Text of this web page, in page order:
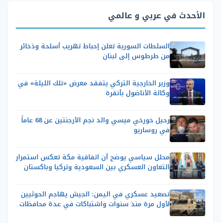
الأحدث في عربي و عالمي
السلطات السورية تعلن إحباط تهريب أسلحة وذخائر
من طرطوس إلى لبنان
وزير الخارجية التركي يتفقد معرض «تلك الليلة» في
وكالة الأناضول بأنقرة
رحيل خورخي ميسي والد نجم الأرجنتين عن 68 عاماً
في روساريو
محلل سياسي يوضح أن اتفاقية مكة تعكس استمرار
التعاون العسكري بين السعودية وتركيا وباكستان
تصعيد عسكري في اليمن: الجيش يهاجم الحوثيين
لأول مرة منذ سنوات واشتباكات في عدة محافظات